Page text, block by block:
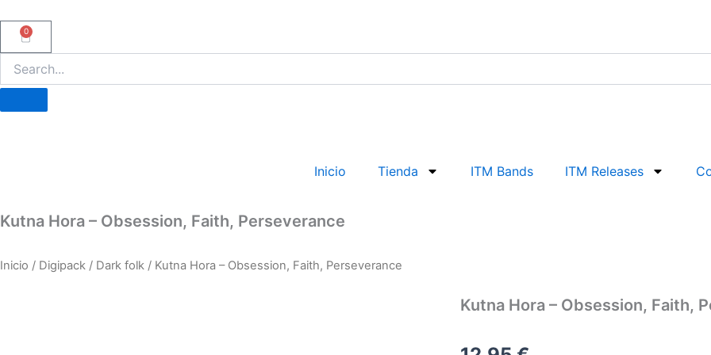
contenido
0
Carrito
Inicio Tienda ITM Bands ITM Releases
Kutna Hora – Obsession, Faith, Perseverance
Inicio / Digipack / Dark folk / Kutna Hora – Obsession, Faith, Perseverance
Kutna Hora – Obsession, Faith,